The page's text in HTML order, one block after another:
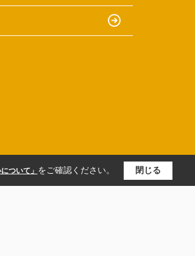
ついて」 をご確認ください。 閉じる